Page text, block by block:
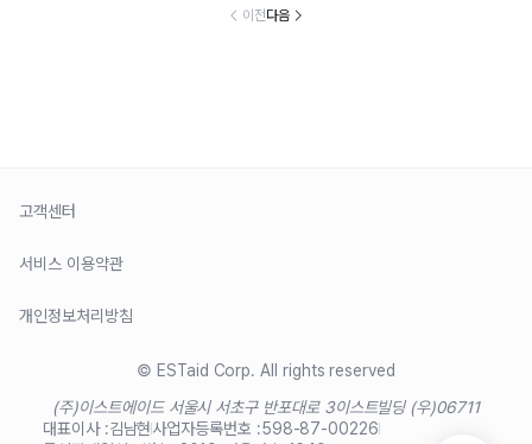
이전다음
고객센터
서비스 이용약관
개인정보처리방침
© ESTaid Corp. All rights reserved
(주)이스트에이드 서울시 서초구 반포대로 3이스트빌딩 (우)06711
대표이사 :김남현사업자등록번호 :598-87-00226